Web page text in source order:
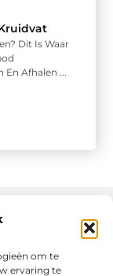
om te
ervaring te
Dit Is Waar
En Afhalen ...